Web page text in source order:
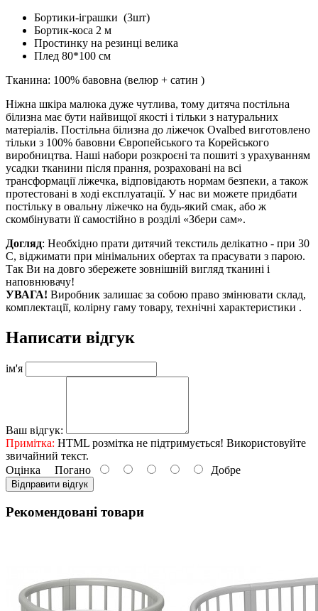
Бортики-іграшки (3шт)
Бортик-коса 2 м
Простинку на резинці велика
Плед 80*100 см
Тканина: 100% бавовна (велюр + сатин )
Ніжна шкіра малюка дуже чутлива, тому дитяча постільна
білизна має бути найвищої якості і тільки з натуральних
матеріалів. Постільна білизна до ліжечок Ovalbed виготовлено
тільки з 100% бавовни Європейського та Корейського
виробництва. Наші набори розкроєні та пошиті з урахуванням
усадки тканини після прання, розраховані на всі
трансформації ліжечка, відповідають нормам безпеки, а також
протестовані в ході експлуатації. У нас ви можете придбати
постільку в овальну ліжечко на будь-який смак, або ж
скомбінувати її самостійно в розділі «Збери сам».
Догляд: Необхідно прати дитячий текстиль делікатно - при 30
С, віджимати при мінімальних обертах та прасувати з парою.
Так Ви на довго збережете зовнішній вигляд тканині і
наповнювачу!
УВАГА! Виробник залишає за собою право змінювати склад,
комплектації, колірну гаму товару, технічні характеристики .
Написати відгук
ім'я
Ваш відгук:
Примітка: HTML розмітка не підтримується! Використовуйте
звичайний текст.
Оцінка Погано Добре
Відправити відгук
Рекомендовані товари